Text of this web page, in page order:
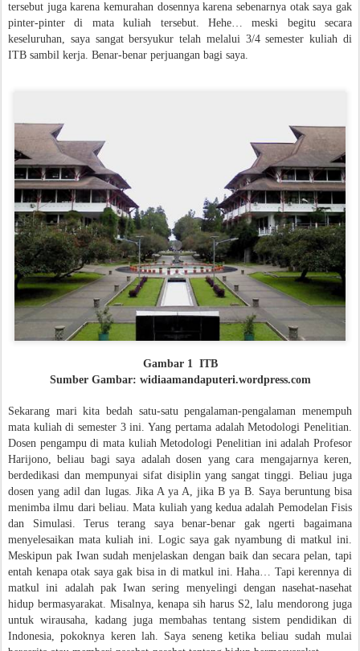
tersebut juga karena kemurahan dosennya karena sebenarnya otak saya gak
pinter-pinter di mata kuliah tersebut. Hehe… meski begitu secara
keseluruhan, saya sangat bersyukur telah melalui 3/4 semester kuliah di
ITB sambil kerja. Benar-benar perjuangan bagi saya.
Gambar 1 ITB
Sumber Gambar: widiaamandaputeri.wordpress.com
Sekarang mari kita bedah satu-satu pengalaman-pengalaman menempuh
mata kuliah di semester 3 ini. Yang pertama adalah Metodologi Penelitian.
Dosen pengampu di mata kuliah Metodologi Penelitian ini adalah Profesor
Harijono, beliau bagi saya adalah dosen yang cara mengajarnya keren,
berdedikasi dan mempunyai sifat disiplin yang sangat tinggi. Beliau juga
dosen yang adil dan lugas. Jika A ya A, jika B ya B. Saya beruntung bisa
menimba ilmu dari beliau. Mata kuliah yang kedua adalah Pemodelan Fisis
dan Simulasi. Terus terang saya benar-benar gak ngerti bagaimana
menyelesaikan mata kuliah ini. Logic saya gak nyambung di matkul ini.
Meskipun pak Iwan sudah menjelaskan dengan baik dan secara pelan, tapi
entah kenapa otak saya gak bisa in di matkul ini. Haha… Tapi kerennya di
matkul ini adalah pak Iwan sering menyelingi dengan nasehat-nasehat
hidup bermasyarakat. Misalnya, kenapa sih harus S2, lalu mendorong juga
untuk wirausaha, kadang juga membahas tentang sistem pendidikan di
Indonesia, pokoknya keren lah. Saya seneng ketika beliau sudah mulai